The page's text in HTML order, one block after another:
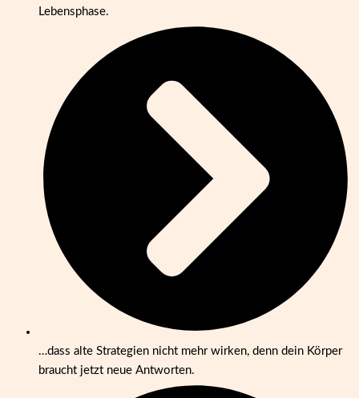
Lebensphase.
…dass alte Strategien nicht mehr wirken, denn dein Körper
braucht jetzt neue Antworten.